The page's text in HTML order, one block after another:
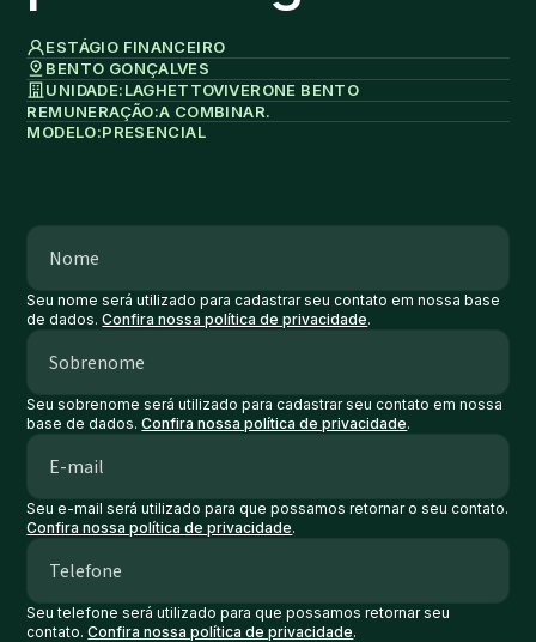
ESTÁGIO FINANCEIRO
BENTO GONÇALVES
UNIDADE:LAGHETTOVIVERONE BENTO
REMUNERAÇÃO:A COMBINAR.
MODELO:PRESENCIAL
Seu nome será utilizado para cadastrar seu contato em nossa base
de dados.Confira nossa política de privacidade.
Seu sobrenome será utilizado para cadastrar seu contato em nossa
base de dados.Confira nossa política de privacidade.
Seu e-mail será utilizado para que possamos retornar o seu contato.
Confira nossa política de privacidade.
Seu telefone será utilizado para que possamos retornar seu
contato.Confira nossa política de privacidade.